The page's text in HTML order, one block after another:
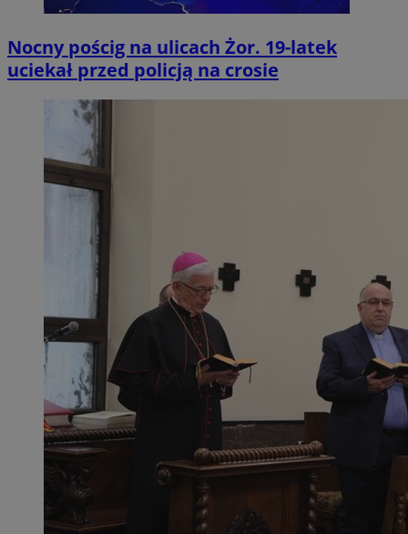
Nocny pościg na ulicach Żor. 19-latek
uciekał przed policją na crosie